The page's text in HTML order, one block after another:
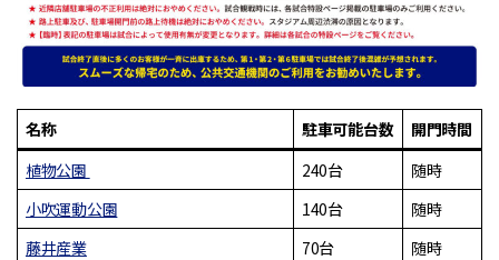
名称 駐車可能台数
開門時間
植物公園
240台
随時
小吹運動公園
140台
随時
藤井産業
70台
随時